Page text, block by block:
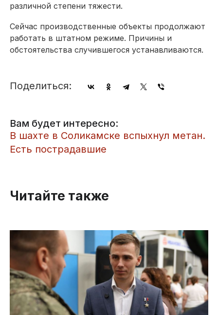
различной степени тяжести.
Сейчас производственные объекты продолжают
работать в штатном режиме. Причины и
обстоятельства случившегося устанавливаются.
Поделиться:
Вам будет интересно:
В шахте в Соликамске вспыхнул метан.
Есть пострадавшие
Читайте также